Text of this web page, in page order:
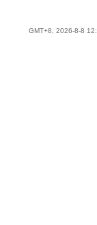
GMT+8, 2026-8-8